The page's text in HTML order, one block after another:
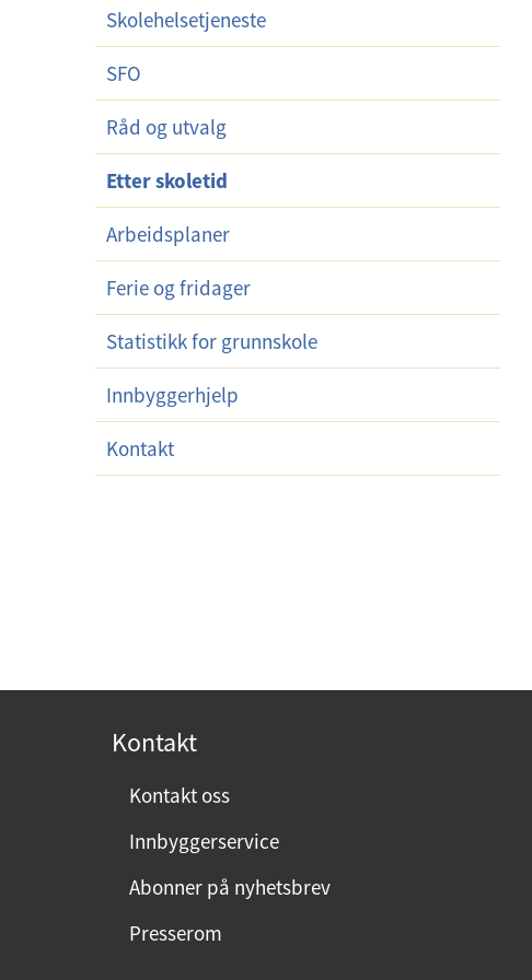
m
y
Skolehelsetjeneste
SFO
Råd og utvalg
Etter skoletid
Arbeidsplaner
Ferie og fridager
Statistikk for grunnskole
Innbyggerhjelp
Kontakt
Kontakt
Kontakt oss
Innbyggerservice
Abonner på nyhetsbrev
Presserom